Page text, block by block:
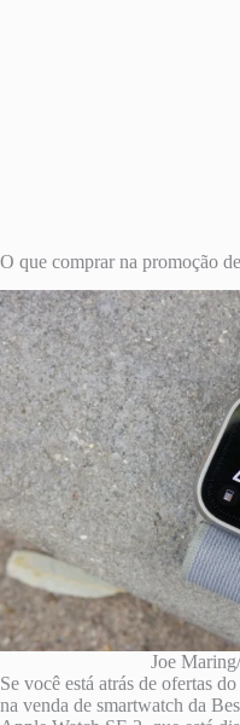
O que comprar na promoção
Joe
Se você está atrás de ofertas
na venda de smartwatch da